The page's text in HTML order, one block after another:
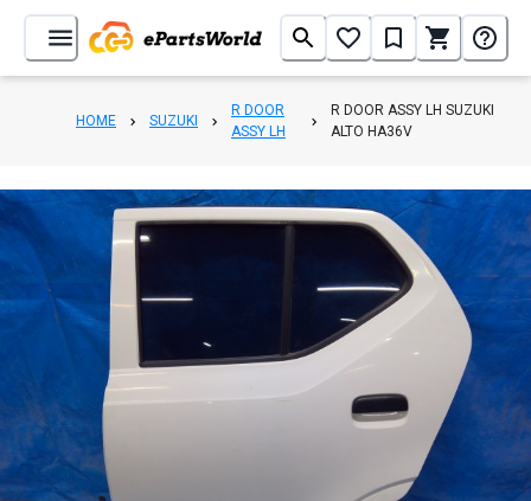
HOME SUZUKI
R DOOR
ASSY LH
R DOOR ASSY LH SUZUKI
ALTO HA36V